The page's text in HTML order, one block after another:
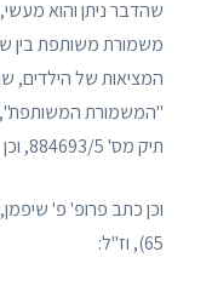
שהדבר ניתן והוא
משמורת משותפת בין
המציאות של הילדים,
"המשמורת המשותפת",
תיק מס' 884693/5, וכן בבי"ד הנ"ל בתיק מס' 995647/8.
וכן כתב פרופ' פ'
65), וז"ל: